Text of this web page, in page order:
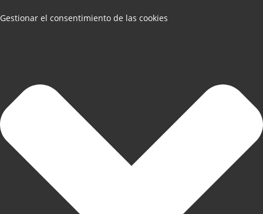
Gestionar el consentimiento de las cookies